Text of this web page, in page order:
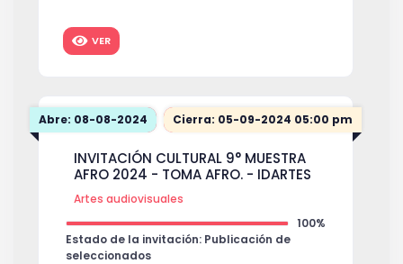
restantes por valor de UN MILLÓN
QUINIENTOS VEINTICINCO MIL PESOS M/CTE
($1.525.000) cada uno, para un total de
cumplir con la totalidad de ganadores,
el recurso destinado para estos, será
total del incentivo económico se
aplicarán los descuentos y retenciones
VER
Abre: 08-08-2024 Cierra: 05-09-2024 05:00 pm
INVITACIÓN CULTURAL 9° MUESTRA
AFRO 2024 - TOMA AFRO. - IDARTES
Artes audiovisuales
100%
Estado de la invitación: Publicación de
seleccionados